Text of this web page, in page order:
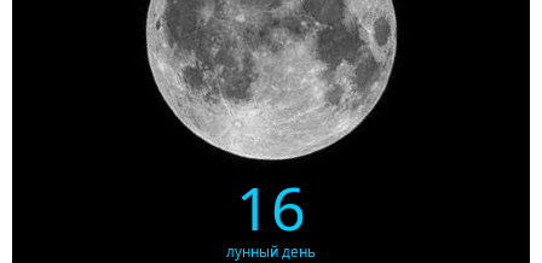
16
лунный день